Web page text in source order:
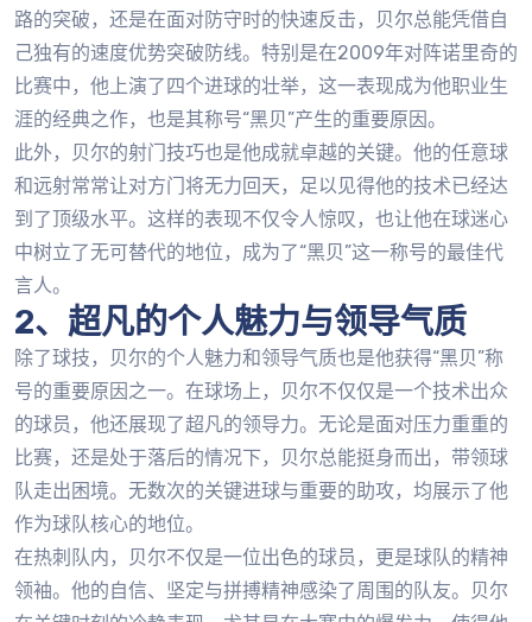
路的突破，还是在面对防守时的快速反击，贝尔总能凭借自
己独有的速度优势突破防线。特别是在2009年对阵诺里奇的
比赛中，他上演了四个进球的壮举，这一表现成为他职业生
涯的经典之作，也是其称号“黑贝”产生的重要原因。
此外，贝尔的射门技巧也是他成就卓越的关键。他的任意球
和远射常常让对方门将无力回天，足以见得他的技术已经达
到了顶级水平。这样的表现不仅令人惊叹，也让他在球迷心
中树立了无可替代的地位，成为了“黑贝”这一称号的最佳代
言人。
2、超凡的个人魅力与领导气质
除了球技，贝尔的个人魅力和领导气质也是他获得“黑贝”称
号的重要原因之一。在球场上，贝尔不仅仅是一个技术出众
的球员，他还展现了超凡的领导力。无论是面对压力重重的
比赛，还是处于落后的情况下，贝尔总能挺身而出，带领球
队走出困境。无数次的关键进球与重要的助攻，均展示了他
作为球队核心的地位。
在热刺队内，贝尔不仅是一位出色的球员，更是球队的精神
领袖。他的自信、坚定与拼搏精神感染了周围的队友。贝尔